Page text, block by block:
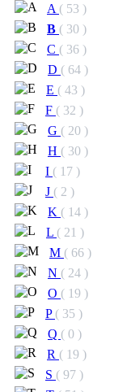
A ( 53 )
B ( 30 )
C ( 36 )
D ( 64 )
E ( 43 )
F ( 32 )
G ( 20 )
H ( 30 )
I ( 17 )
J ( 2 )
K ( 14 )
L ( 21 )
M ( 66 )
N ( 24 )
O ( 19 )
P ( 35 )
Q ( 0 )
R ( 19 )
S ( 97 )